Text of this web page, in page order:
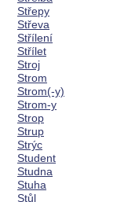
Střepy
Střeva
Střílení
Střílet
Stroj
Strom
Strom(-y)
Strom-y
Strop
Strup
Strýc
Student
Studna
Stuha
Stůl